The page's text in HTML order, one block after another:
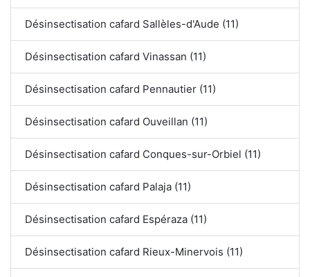
Désinsectisation cafard Sallèles-d'Aude (11)
Désinsectisation cafard Vinassan (11)
Désinsectisation cafard Pennautier (11)
Désinsectisation cafard Ouveillan (11)
Désinsectisation cafard Conques-sur-Orbiel (11)
Désinsectisation cafard Palaja (11)
Désinsectisation cafard Espéraza (11)
Désinsectisation cafard Rieux-Minervois (11)